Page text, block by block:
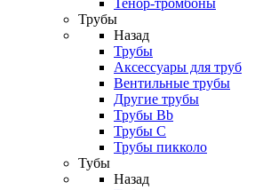
Тенор-тромбоны
Трубы
Назад
Трубы
Аксессуары для труб
Вентильные трубы
Другие трубы
Трубы Bb
Трубы C
Трубы пикколо
Тубы
Назад